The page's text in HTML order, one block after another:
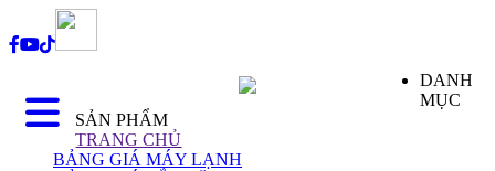
DANH
MỤC
SẢN PHẨM
TRANG CHỦ
BẢNG GIÁ MÁY LẠNH